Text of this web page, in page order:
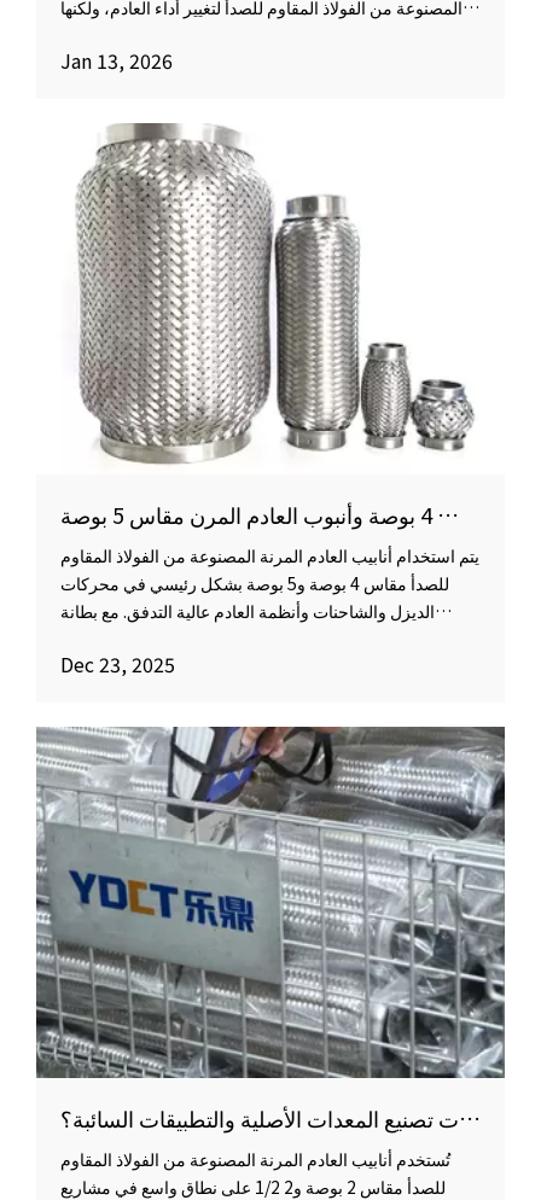
المصنوعة من الفولاذ المقاوم للصدأ لتغيير أداء العادم، ولكنها
ما يتم تجاهلها، وهي الحركة النسبية الحتمية بين المحرك
Jan 13, 2026
خلفية التطبيق لأنبوب عادم الديزل المرن مقاس 4 بوصة وأنبوب العادم المرن مقاس 5 بوصة
يتم استخدام أنابيب العادم المرنة المصنوعة من الفولاذ المقاوم
للصدأ مقاس 4 بوصة و5 بوصة بشكل رئيسي في محركات
الديزل والشاحنات وأنظمة العادم عالية التدفق. مع بطانة
الأنابيب المرنة مناسبة لتوريد OEM ومشاريع الاستبدال
Dec 23, 2025
لماذا تعد أنابيب العادم المرنة المصنوعة من الفولاذ المقاوم للصدأ مقاس 2 بوصة و2 1/2 من الأحجام الشائعة لتطبيقات تصنيع المعدات الأصلية والتطبيقات السائبة؟
تُستخدم أنابيب العادم المرنة المصنوعة من الفولاذ المقاوم
للصدأ مقاس 2 بوصة و2 1/2 على نطاق واسع في مشاريع